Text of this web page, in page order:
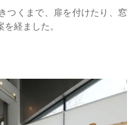
つくまで、扉を付けたり、窓
経ました。